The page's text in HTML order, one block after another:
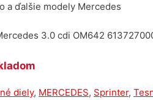
a ďalšie modely Mercedes
3.0 cdi OM642
diely, MERCEDES, Sprinter,